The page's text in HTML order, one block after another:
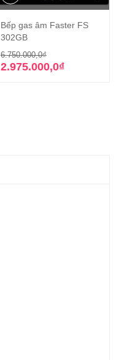
Bếp gas âm Faster FS
302GB
6.750.000,0₫Giá
gốc
2.975.000,0₫
Giá
hiện